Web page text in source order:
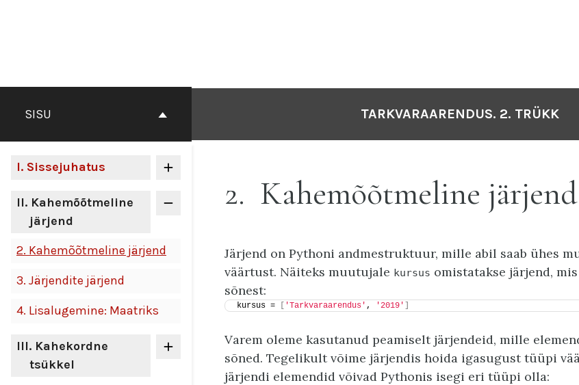
SISU
I. Sissejuhatus
II. Kahemõõtmeline
järjend
2. Kahemõõtmeline järjend
3. Järjendite järjend
4. Lisalugemine: Maatriks
III. Kahekordne
tsükkel
TARKVARAARENDUS. 2. TRÜKK
2 Kahemõõtmeline järjend
Järjend on Pythoni andmestruktuur, mille abil saab ühes
väärtust. Näiteks muutujale kursus omistatakse järjend,
sõnest:
kursus = 'Tarkvaraarendus' , '2019'
Varem oleme kasutanud peamiselt järjendeid, mille
sõned. Tegelikult võime järjendis hoida igasugust tüüpi
järjendi elemendid võivad Pythonis isegi eri tüüpi olla: